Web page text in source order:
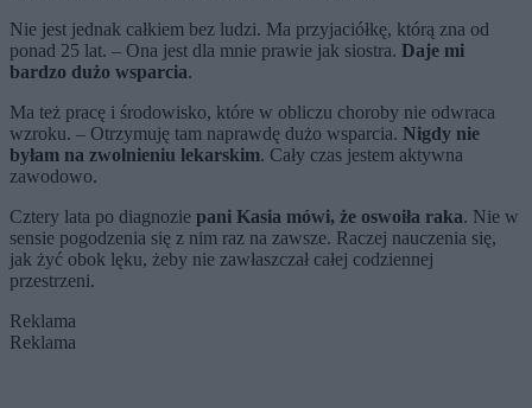
Nie jest jednak całkiem bez ludzi. Ma przyjaciółkę, którą zna od
ponad 25 lat. – Ona jest dla mnie prawie jak siostra. Daje mi
bardzo dużo wsparcia.
Ma też pracę i środowisko, które w obliczu choroby nie odwraca
wzroku. – Otrzymuję tam naprawdę dużo wsparcia. Nigdy nie
byłam na zwolnieniu lekarskim. Cały czas jestem aktywna
zawodowo.
Cztery lata po diagnozie pani Kasia mówi, że oswoiła raka. Nie w
sensie pogodzenia się z nim raz na zawsze. Raczej nauczenia się,
jak żyć obok lęku, żeby nie zawłaszczał całej codziennej
przestrzeni.
Reklama
Reklama